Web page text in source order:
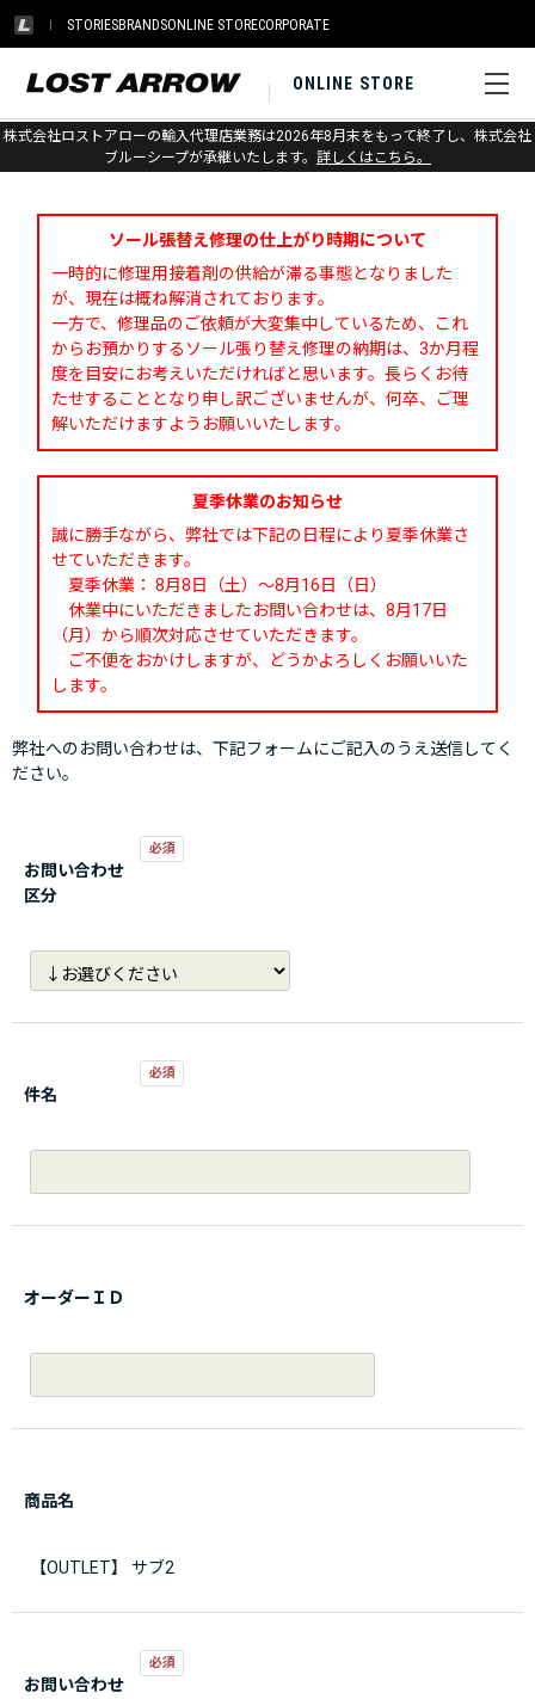
STORIESBRANDSONLINE STORECORPORATE
ONLINE STORE
株式会社ロストアローの輸入代理店業務は2026年8月末をもって終了し、株式会社
ブルーシープが承継いたします。 詳しくはこちら。
お問い合わせ
ソール張替え修理の仕上がり時期について
一時的に修理用接着剤の供給が滞る事態となりました
が、現在は概ね解消されております。
一方で、修理品のご依頼が大変集中しているため、これ
からお預かりするソール張り替え修理の納期は、3か月程
度を目安にお考えいただければと思います。長らくお待
たせすることとなり申し訳ございませんが、何卒、ご理
解いただけますようお願いいたします。
夏季休業のお知らせ
誠に勝手ながら、弊社では下記の日程により夏季休業さ
せていただきます。
夏季休業： 8月8日（土）～8月16日（日）
休業中にいただきましたお問い合わせは、8月17日
（月）から順次対応させていただきます。
ご不便をおかけしますが、どうかよろしくお願いいた
します。
弊社へのお問い合わせは、下記フォームにご記入のうえ送信してく
ださい。
お問い合わせ
区分
件名
オーダーＩＤ
商品名
【OUTLET】 サブ2
お問い合わせ